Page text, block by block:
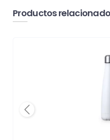
Productos
Previous